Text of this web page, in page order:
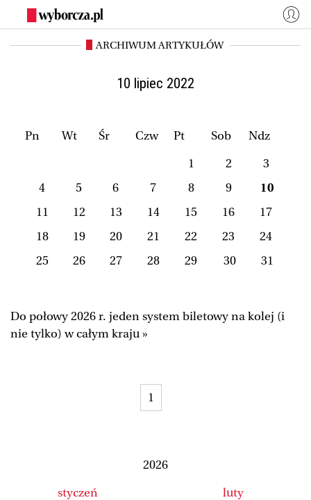
WYBORCZA.PL
Świat
Wyborcza.biz Co jest grane24
Magazyny BIQdata
Jutronauci Osiem Dziewięć
NASZE SERWISY
Duży Format Wysokie Obcasy
ARCHIWUM ARTYKUŁÓW
10 lipiec 2022
Pn Wt Śr Czw Pt Sob
Ndz
1
2
3
4
5 6 7 8 9
10
11
12 13 14 15 16
17
18
19 20 21 22 23
24
25
26 27 28 29 30 31
Do połowy 2026 r. jeden system biletowy na kolej (i
nie tylko) w całym kraju »
1
2026
styczeń
luty